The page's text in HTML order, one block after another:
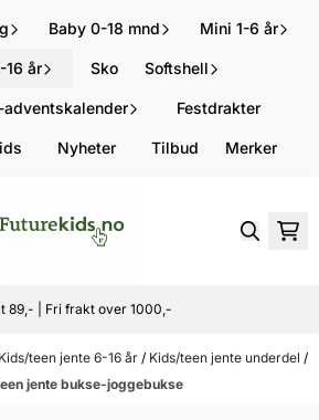
Baby 0-18 mnd Mini 1-6 år
år Sko Softshell
Festdrakter
Nyheter Tilbud Merker
89,- | Fri frakt over 1000,-
Kids/teen jente 6-16 år / Kids/teen jente underdel /
jente bukse-joggebukse